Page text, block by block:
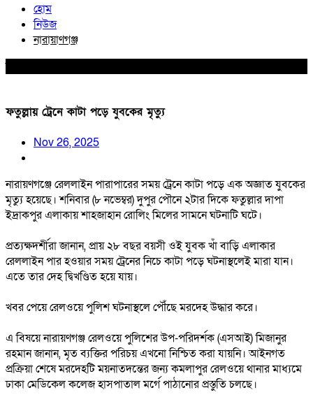
হোম
নিউজ
নারায়াণগঞ্জ
ফতুল্লায় ট্রেনে কাটা পড়ে যুবকের মৃত্যু
Nov 26, 2025
নারায়ণগঞ্জে রেললাইন পারাপারের সময় ট্রেনে কাটা পড়ে এক অজ্ঞাত যুবকের
মৃত্যু হয়েছে। শনিবার (৮ নভেম্বর) দুপুর পৌনে ২টার দিকে ফতুল্লার দাপা
ইদ্রাকপুর এলাকায় শাহজাহান রোলিং মিলের সামনে ঘটনাটি ঘটে।
প্রত্যক্ষদর্শীরা জানান, প্রায় ২৮ বছর বয়সী ওই যুবক খাঁ বাড়ি এলাকার
রেললাইন পার হওয়ার সময় ট্রেনের নিচে কাটা পড়ে ঘটনাস্থলেই মারা যান।
এতে তার দেহ দ্বিখণ্ডিত হয়ে যায়।
খবর পেয়ে রেলওয়ে পুলিশ ঘটনাস্থলে পৌঁছে মরদেহ উদ্ধার করে।
এ বিষয়ে নারায়ণগঞ্জ রেলওয়ে পুলিশের উপ-পরিদর্শক (এসআই) মিজানুর
রহমান জানান, মৃত ব্যক্তির পরিচয় এখনো নিশ্চিত করা যায়নি। আইনগত
প্রক্রিয়া শেষে মরদেহটি ময়নাতদন্তের জন্য কমলাপুর রেলওয়ে থানার মাধ্যমে
ঢাকা মেডিকেল কলেজ হাসপাতাল মর্গে পাঠানোর প্রস্তুতি চলছে।